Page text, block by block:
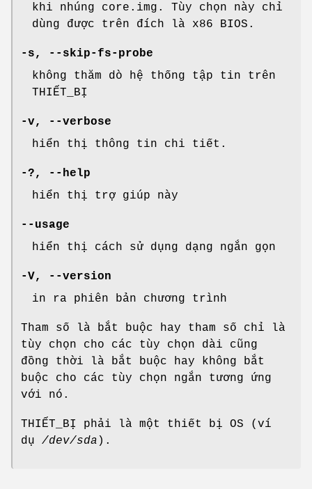
khi nhúng core.img. Tùy chọn này chỉ
dùng được trên đích là x86 BIOS.
-s ,
--skip-fs-probe
không thăm dò hệ thống tập tin trên
THIẾT_BỊ
-v,
--verbose
hiển thị thông tin chi tiết.
-?,
--help
hiển thị trợ giúp này
--usage
hiển thị cách sử dụng dạng ngắn gọn
-V,
--version
in ra phiên bản chương trình
Tham số là bắt buộc hay tham số chỉ là
tùy chọn cho các tùy chọn dài cũng
đồng thời là bắt buộc hay không bắt
buộc cho các tùy chọn ngắn tương ứng
với nó.
THIẾT_BỊ phải là một thiết bị OS (ví
dụ /dev/sda ).